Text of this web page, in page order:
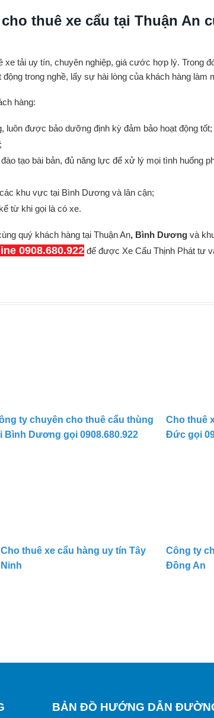
thuê xe cẩu tại Thuận An
xe tải uy tín, chuyên nghiệp, giá cước hợp lý. Trong
trong nghề, lấy sự hài lòng của khách hàng làm
hàng:
luôn được bảo dưỡng định kỳ đảm bảo hoạt động tốt;
tạo bài bản, đủ năng lực để xử lý mọi tình huống
khu vực tại Bình Dương và lân cận;
từ khi gọi là có xe.
quý khách hàng tại Thuận An, Bình Dương và
0908.680.922 để được Xe Cẩu Thịnh Phát tư
ty chuyên cho thuê cẩu thùng
Bình Dương gọi 0908.680.922
Cho thuê
Đức gọi
Cho thuê xe cẩu hàng uy tín Tây
Ninh
Công ty
Đồng An
BẢN ĐỒ HƯỚNG DẪN